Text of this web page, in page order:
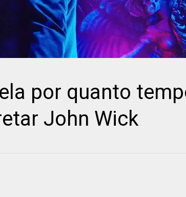
por quanto
John Wick